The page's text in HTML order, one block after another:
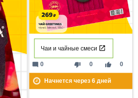
Чаи и чайные смеси
thumb_down 0 thumb_up 0
mode_comment 0
Начнется через 6дней